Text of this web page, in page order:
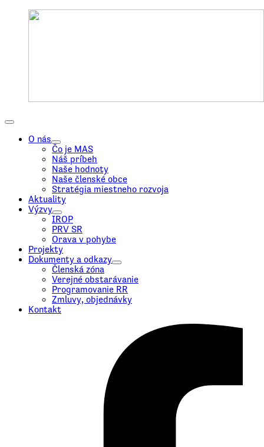
O nás
Čo je MAS
Náš príbeh
Naše hodnoty
Naše členské obce
Stratégia miestneho rozvoja
Aktuality
Výzvy
IROP
PRV SR
Orava v pohybe
Projekty
Dokumenty a odkazy
Členská zóna
Verejné obstarávanie
Programovanie RR
Zmluvy, objednávky
Kontakt